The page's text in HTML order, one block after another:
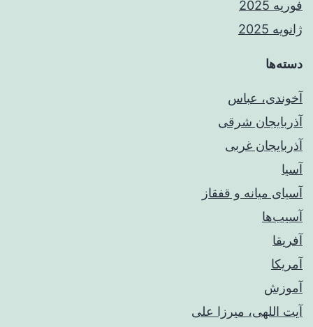
فوریه 2025
ژانویه 2025
دسته‌ها
آخوندی، عباس
آذربایجان شرقی
آذربایجان غربی
آسیا
آسیای میانه و قفقاز
آسیب‌ها
آفریقا
آمریکا
آموزش
آیت اللهی، میرزا علی